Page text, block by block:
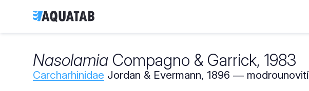
Nasolamia Compagno & Garrick, 1983
Carcharhinidae Jordan & Evermann, 1896 ― modrounovití